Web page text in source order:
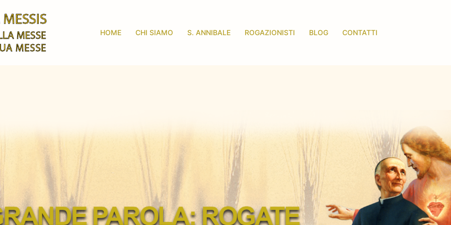
HOME CHI SIAMO S. ANNIBALE ROGAZIONISTI BLOG CONTATTI